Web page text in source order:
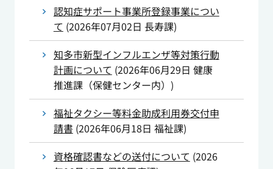
認知症サポート事業所登録事業につい
て (2026年07月02日 長寿課)
知多市新型インフルエンザ等対策行動
計画について (2026年06月29日 健康
推進課（保健センター内） )
福祉タクシー等料金助成利用券交付申
請書 (2026年06月18日 福祉課)
資格確認書などの送付について (2026